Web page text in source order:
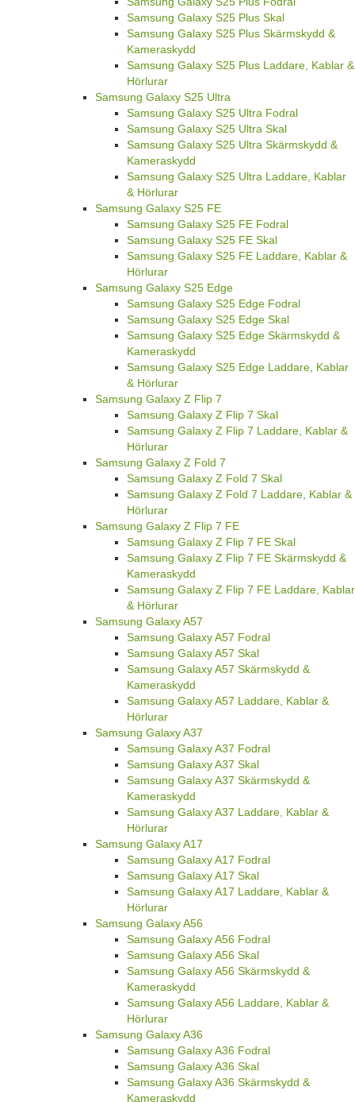
Samsung Galaxy S25 Plus Skal
Samsung Galaxy S25 Plus Skärmskydd &
Kameraskydd
Samsung Galaxy S25 Plus Laddare, Kablar &
Hörlurar
Samsung Galaxy S25 Ultra
Samsung Galaxy S25 Ultra Fodral
Samsung Galaxy S25 Ultra Skal
Samsung Galaxy S25 Ultra Skärmskydd &
Kameraskydd
Samsung Galaxy S25 Ultra Laddare, Kablar
& Hörlurar
Samsung Galaxy S25 FE
Samsung Galaxy S25 FE Fodral
Samsung Galaxy S25 FE Skal
Samsung Galaxy S25 FE Laddare, Kablar &
Hörlurar
Samsung Galaxy S25 Edge
Samsung Galaxy S25 Edge Fodral
Samsung Galaxy S25 Edge Skal
Samsung Galaxy S25 Edge Skärmskydd &
Kameraskydd
Samsung Galaxy S25 Edge Laddare, Kablar
& Hörlurar
Samsung Galaxy Z Flip 7
Samsung Galaxy Z Flip 7 Skal
Samsung Galaxy Z Flip 7 Laddare, Kablar &
Hörlurar
Samsung Galaxy Z Fold 7
Samsung Galaxy Z Fold 7 Skal
Samsung Galaxy Z Fold 7 Laddare, Kablar &
Hörlurar
Samsung Galaxy Z Flip 7 FE
Samsung Galaxy Z Flip 7 FE Skal
Samsung Galaxy Z Flip 7 FE Skärmskydd &
Kameraskydd
Samsung Galaxy Z Flip 7 FE Laddare, Kablar
& Hörlurar
Samsung Galaxy A57
Samsung Galaxy A57 Fodral
Samsung Galaxy A57 Skal
Samsung Galaxy A57 Skärmskydd &
Kameraskydd
Samsung Galaxy A57 Laddare, Kablar &
Hörlurar
Samsung Galaxy A37
Samsung Galaxy A37 Fodral
Samsung Galaxy A37 Skal
Samsung Galaxy A37 Skärmskydd &
Kameraskydd
Samsung Galaxy A37 Laddare, Kablar &
Hörlurar
Samsung Galaxy A17
Samsung Galaxy A17 Fodral
Samsung Galaxy A17 Skal
Samsung Galaxy A17 Laddare, Kablar &
Hörlurar
Samsung Galaxy A56
Samsung Galaxy A56 Fodral
Samsung Galaxy A56 Skal
Samsung Galaxy A56 Skärmskydd &
Kameraskydd
Samsung Galaxy A56 Laddare, Kablar &
Hörlurar
Samsung Galaxy A36
Samsung Galaxy A36 Fodral
Samsung Galaxy A36 Skal
Samsung Galaxy A36 Skärmskydd &
Kameraskydd